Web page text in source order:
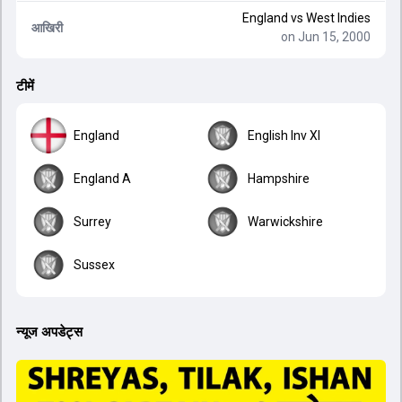
आखिरी
England vs West Indies
on Jun 15, 2000
टीमें
England English Inv XI
England A Hampshire
Surrey Warwickshire
Sussex
न्यूज अपडेट्स